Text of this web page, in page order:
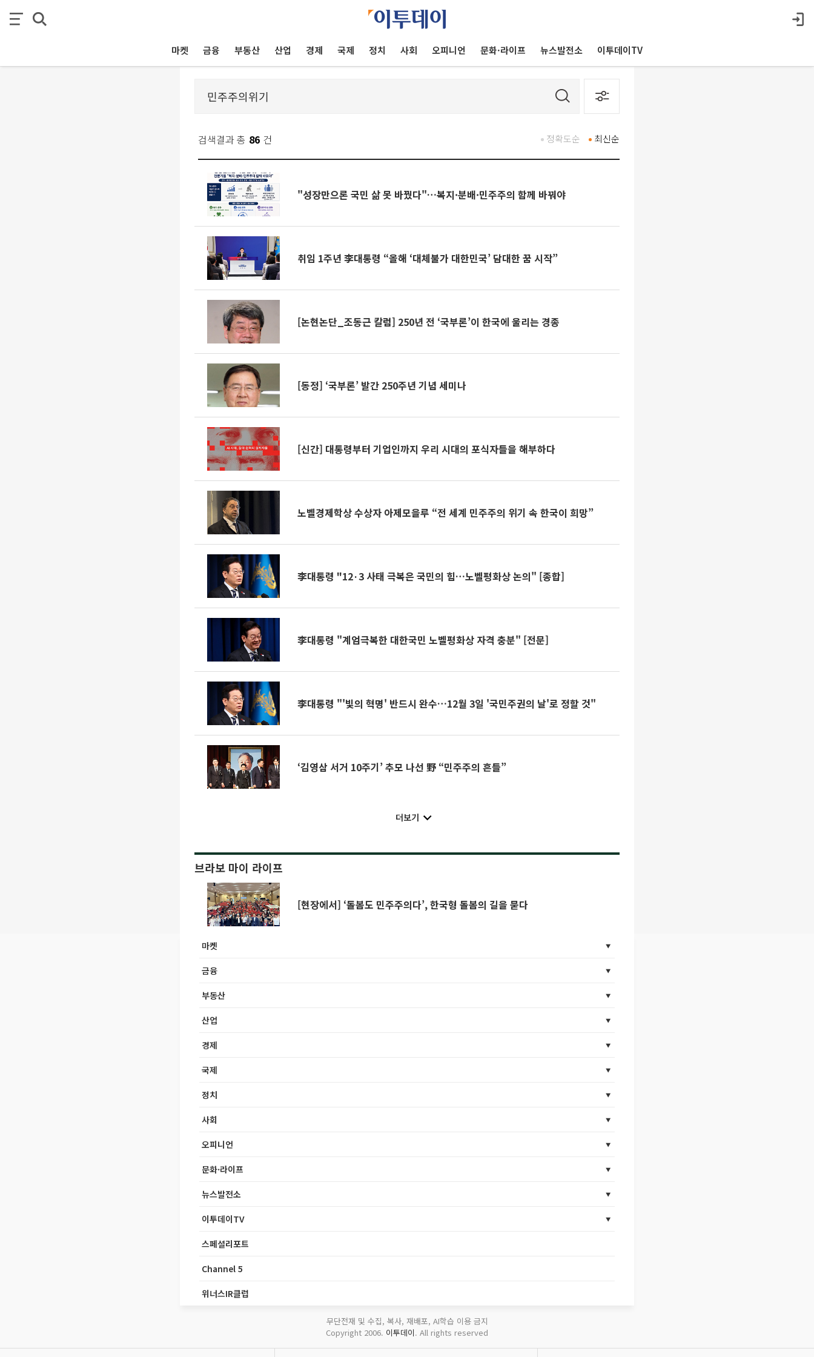
마켓 금융 부동산 산업 경제 국제 정치 사회 오피니언 문화·라이프 뉴스발전소 이투데이TV
검색결과 총 86 건 최신순
정확도순
"성장만으론 국민 삶 못 바꿨다"…복지·분배·민주주의 함께 바꿔야
취임 1주년 李대통령 “올해 ‘대체불가 대한민국’ 담대한 꿈 시작”
[논현논단_조동근 칼럼] 250년 전 ‘국부론’이 한국에 울리는 경종
[동정] ‘국부론’ 발간 250주년 기념 세미나
[신간] 대통령부터 기업인까지 우리 시대의 포식자들을 해부하다
노벨경제학상 수상자 아제모을루 “전 세계 민주주의 위기 속 한국이 희망”
李대통령 "12·3 사태 극복은 국민의 힘…노벨평화상 논의" [종합]
李대통령 "계엄극복한 대한국민 노벨평화상 자격 충분" [전문]
李대통령 "'빛의 혁명' 반드시 완수…12월 3일 '국민주권의 날'로 정할 것"
‘김영삼 서거 10주기’ 추모 나선 野 “민주주의 흔들”
더보기
브라보 마이 라이프
[현장에서] ‘돌봄도 민주주의다’, 한국형 돌봄의 길을 묻다
마켓
금융
부동산
산업
경제
국제
정치
사회
오피니언
문화·라이프
뉴스발전소
이투데이TV
스페셜리포트
Channel 5
위너스IR클럽
무단전재 및 수집, 복사, 재배포, AI학습 이용 금지
Copyright 2006. 이투데이. All rights reserved